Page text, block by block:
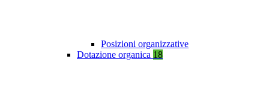
Posizioni organizzative
Dotazione organica 18